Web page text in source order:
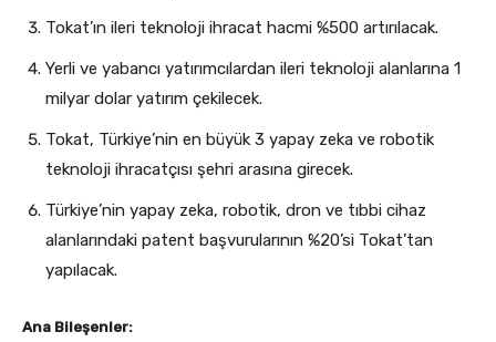
Tokat’ın ileri teknoloji ihracat hacmi %500 artırılacak.
Yerli ve yabancı yatırımcılardan ileri teknoloji alanlarına 1
milyar dolar yatırım çekilecek.
Tokat, Türkiye’nin en büyük 3 yapay zeka ve robotik
teknoloji ihracatçısı şehri arasına girecek.
Türkiye’nin yapay zeka, robotik, dron ve tıbbi cihaz
alanlarındaki patent başvurularının %20’si Tokat’tan
yapılacak.
Ana Bileşenler: